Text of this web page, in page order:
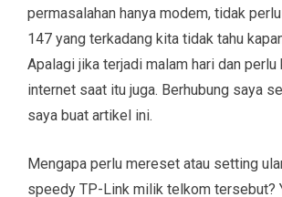
permasalahan hanya modem, tidak
147 yang terkadang kita tidak tahu
Apalagi jika terjadi malam hari dan
internet saat itu juga. Berhubung saya
saya buat artikel ini.
Mengapa perlu mereset atau setting
speedy TP-Link milik telkom tersebut?